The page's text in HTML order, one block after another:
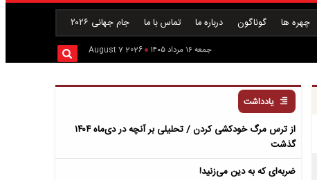
چهره ها گوناگون درباره ما تماس با ما جام جهانی ۲۰۲۶
جمعه ۱۶ مرداد ۱۴۰۵ 2026 August 7
یادداشت
از ترس مرگ خودکشی کردن / تحلیلی بر آنچه در دی‌ماه ۱۴۰۴
گذشت
ضربه‌ای که به دین می‌زنید!